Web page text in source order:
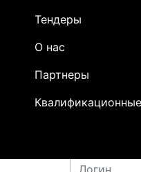
Тендеры
О нас
Партнеры